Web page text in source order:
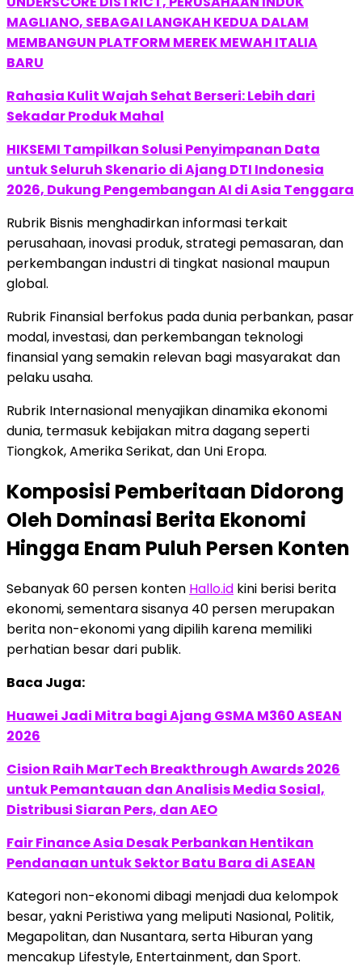
MAGLIANO, SEBAGAI LANGKAH KEDUA DALAM
MEMBANGUN PLATFORM MEREK MEWAH ITALIA
BARU
Rahasia Kulit Wajah Sehat Berseri: Lebih dari
Sekadar Produk Mahal
HIKSEMI Tampilkan Solusi Penyimpanan Data
untuk Seluruh Skenario di Ajang DTI Indonesia
2026, Dukung Pengembangan AI di Asia Tenggara
Rubrik Bisnis menghadirkan informasi terkait
perusahaan, inovasi produk, strategi pemasaran, dan
perkembangan industri di tingkat nasional maupun
global.
Rubrik Finansial berfokus pada dunia perbankan, pasar
modal, investasi, dan perkembangan teknologi
finansial yang semakin relevan bagi masyarakat dan
pelaku usaha.
Rubrik Internasional menyajikan dinamika ekonomi
dunia, termasuk kebijakan mitra dagang seperti
Tiongkok, Amerika Serikat, dan Uni Eropa.
Komposisi Pemberitaan Didorong
Oleh Dominasi Berita Ekonomi
Hingga Enam Puluh Persen Konten
Sebanyak 60 persen konten Hallo.id kini berisi berita
ekonomi, sementara sisanya 40 persen merupakan
berita non-ekonomi yang dipilih karena memiliki
perhatian besar dari publik.
Baca Juga:
Huawei Jadi Mitra bagi Ajang GSMA M360 ASEAN
2026
Cision Raih MarTech Breakthrough Awards 2026
untuk Pemantauan dan Analisis Media Sosial,
Distribusi Siaran Pers, dan AEO
Fair Finance Asia Desak Perbankan Hentikan
Pendanaan untuk Sektor Batu Bara di ASEAN
Kategori non-ekonomi dibagi menjadi dua kelompok
besar, yakni Peristiwa yang meliputi Nasional, Politik,
Megapolitan, dan Nusantara, serta Hiburan yang
mencakup Lifestyle, Entertainment, dan Sport.